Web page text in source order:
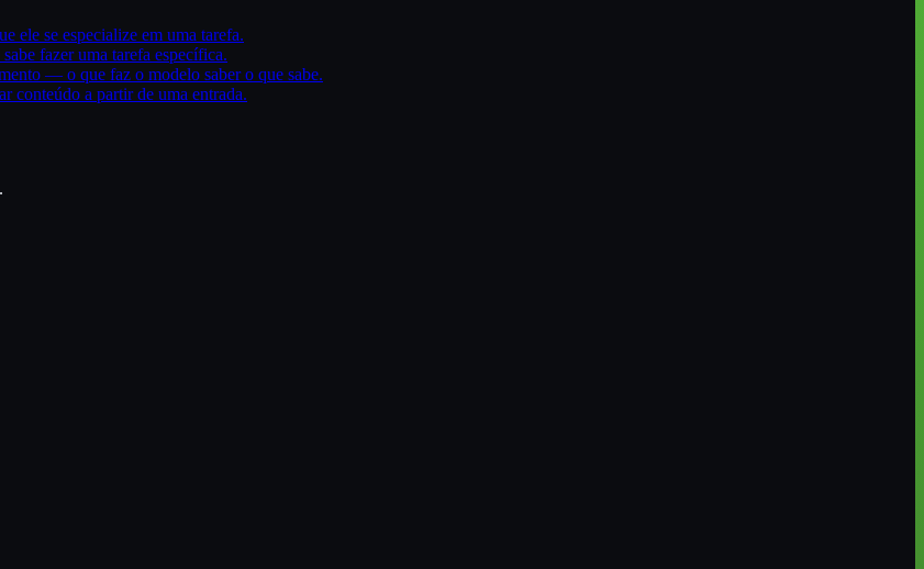
ele se especialize em uma tarefa.
fazer uma tarefa específica.
— o que faz o modelo saber o que sabe.
conteúdo a partir de uma entrada.